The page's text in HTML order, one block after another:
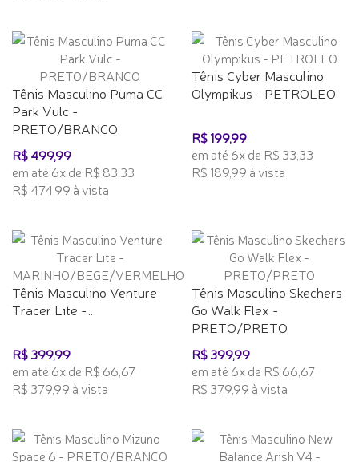
Tênis Masculino Puma CC
Park Vulc -
PRETO/BRANCO
R$ 499,99
em até 6x de R$ 83,33
R$ 474,99 à vista
Tênis Cyber Masculino
Olympikus - PETROLEO
R$ 199,99
em até 6x de R$ 33,33
R$ 189,99 à vista
Tênis Masculino Venture
Tracer Lite -...
R$ 399,99
em até 6x de R$ 66,67
R$ 379,99 à vista
Tênis Masculino Skechers
Go Walk Flex -
PRETO/PRETO
R$ 399,99
em até 6x de R$ 66,67
R$ 379,99 à vista